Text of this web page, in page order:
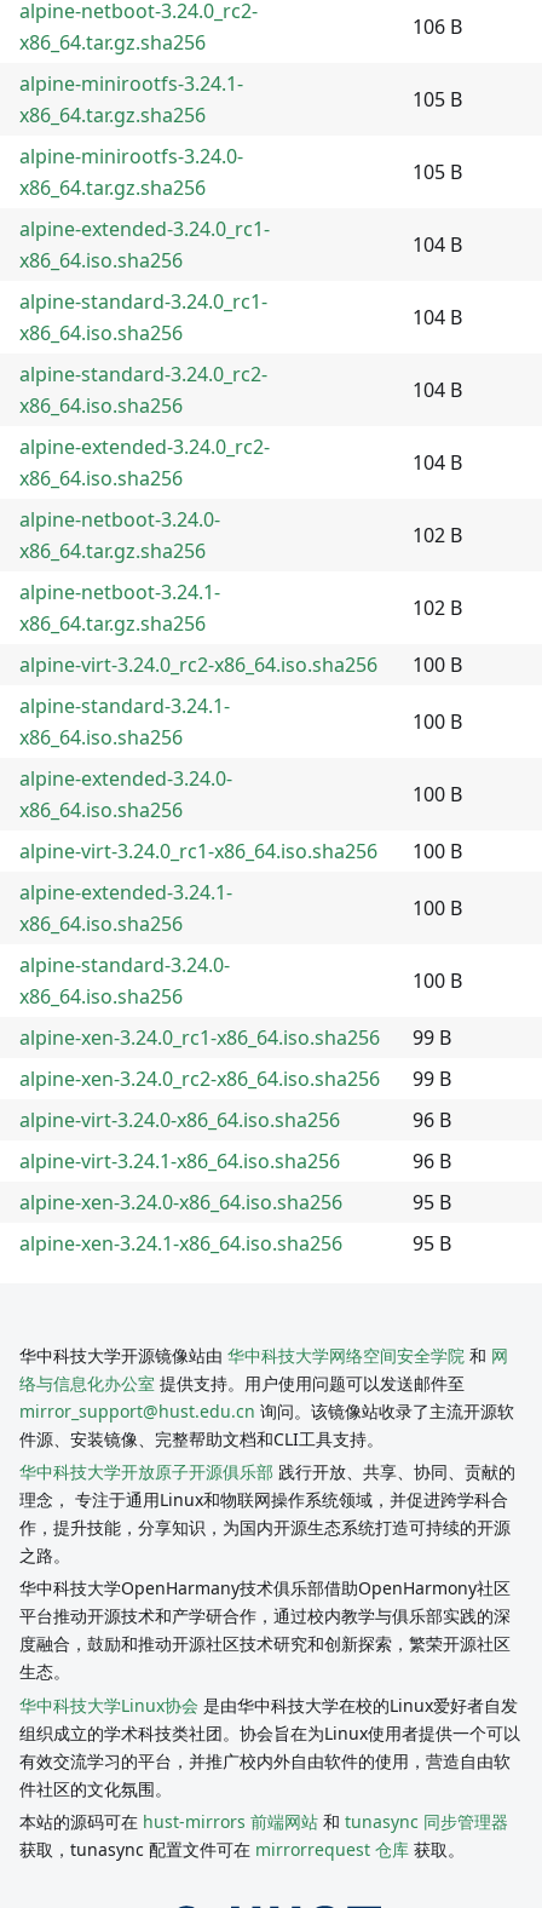
alpine-netboot-3.24.0_rc2-
x86_64.tar.gz.sha256
106 B
alpine-minirootfs-3.24.1-
x86_64.tar.gz.sha256
105 B
alpine-minirootfs-3.24.0-
x86_64.tar.gz.sha256
105 B
alpine-extended-3.24.0_rc1-
x86_64.iso.sha256
104 B
alpine-standard-3.24.0_rc1-
x86_64.iso.sha256
104 B
alpine-standard-3.24.0_rc2-
x86_64.iso.sha256
104 B
alpine-extended-3.24.0_rc2-
x86_64.iso.sha256
104 B
alpine-netboot-3.24.0-
x86_64.tar.gz.sha256
102 B
alpine-netboot-3.24.1-
x86_64.tar.gz.sha256
102 B
alpine-virt-3.24.0_rc2-x86_64.iso.sha256
100 B
alpine-standard-3.24.1-
x86_64.iso.sha256
100 B
alpine-extended-3.24.0-
x86_64.iso.sha256
100 B
alpine-virt-3.24.0_rc1-x86_64.iso.sha256
100 B
alpine-extended-3.24.1-
x86_64.iso.sha256
100 B
alpine-standard-3.24.0-
x86_64.iso.sha256
100 B
alpine-xen-3.24.0_rc1-x86_64.iso.sha256
99 B
alpine-xen-3.24.0_rc2-x86_64.iso.sha256
99 B
alpine-virt-3.24.0-x86_64.iso.sha256
96 B
alpine-virt-3.24.1-x86_64.iso.sha256
96 B
alpine-xen-3.24.0-x86_64.iso.sha256
95 B
alpine-xen-3.24.1-x86_64.iso.sha256
95 B
华中科技大学开源镜像站由 华中科技大学网络空间安全学院 和 网
络与信息化办公室 提供支持。用户使用问题可以发送邮件至
mirror_support@hust.edu.cn 询问。该镜像站收录了主流开源软
件源、安装镜像、完整帮助文档和CLI工具支持。
华中科技大学开放原子开源俱乐部 践行开放、共享、协同、贡献的
理念， 专注于通用Linux和物联网操作系统领域，并促进跨学科合
作，提升技能，分享知识，为国内开源生态系统打造可持续的开源
之路。
华中科技大学OpenHarmany技术俱乐部借助OpenHarmony社区
平台推动开源技术和产学研合作，通过校内教学与俱乐部实践的深
度融合，鼓励和推动开源社区技术研究和创新探索，繁荣开源社区
生态。
华中科技大学Linux协会 是由华中科技大学在校的Linux爱好者自发
组织成立的学术科技类社团。协会旨在为Linux使用者提供一个可以
有效交流学习的平台，并推广校内外自由软件的使用，营造自由软
件社区的文化氛围。
本站的源码可在 hust-mirrors 前端网站 和 tunasync 同步管理器
获取，tunasync 配置文件可在 mirrorrequest 仓库 获取。